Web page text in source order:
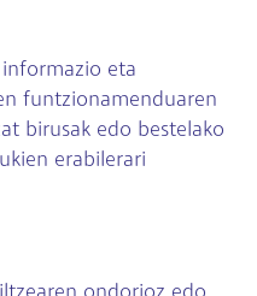
eta
funtzionamenduaren
birusak edo bestelako
erabilerari